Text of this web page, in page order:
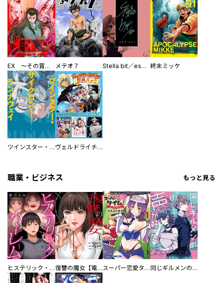
EX ～その賞金稼ぎは、世界の出口を探す～【単行本版】 メテオ７ Stella bit／es【単話版】 終末ミッケ
ツインスター・サイクロン・ランナウェイ ヴェルドライチオシ聖典パック 『転スラ』ミニ画集付き シリウス人気作３選
職業・ビジネス もっと見る
ヒステリック・ハーレム～搾られる男と堕ちる女～【電子単行本版】 復讐の魔女【電子単行本版】 スーパー恋愛タイム！～現場でドＳな彼女は自宅でデレる～ 同じギルメンの声が好き